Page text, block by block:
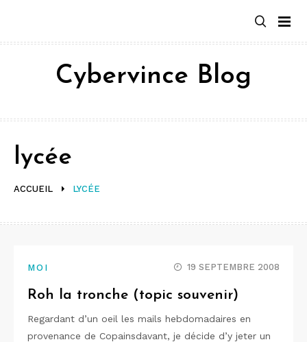
contenu
Cybervince Blog
ACCUEIL LYCÉE
lycée
MOI 19 SEPTEMBRE 2008
Roh la tronche (topic souvenir)
Regardant d’un oeil les mails hebdomadaires en
provenance de Copainsdavant, je décide d’y jeter un